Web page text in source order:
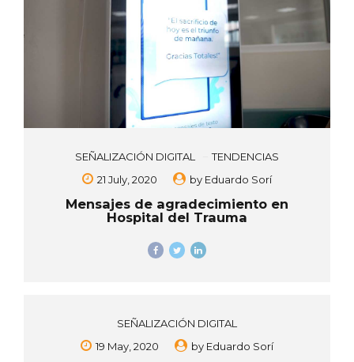
SEÑALIZACIÓN DIGITAL
TENDENCIAS
21 July, 2020
by Eduardo Sorí
Mensajes de agradecimiento en
Hospital del Trauma
SEÑALIZACIÓN DIGITAL
19 May, 2020
by Eduardo Sorí